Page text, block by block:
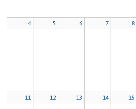
4 5 6 7 8
11 12 13 14 15